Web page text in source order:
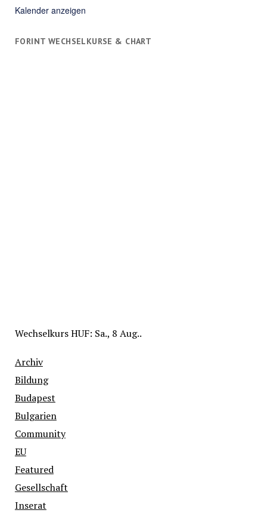
Kalender anzeigen
FORINT WECHSELKURSE & CHART
WechselkursHUF: Sa., 8 Aug..
Archiv
Bildung
Budapest
Bulgarien
Community
EU
Featured
Gesellschaft
Inserat